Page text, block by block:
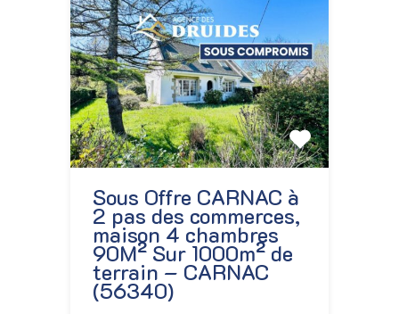
Sous Offre CARNAC à
2 pas des commerces,
maison 4 chambres
90M² Sur 1000m² de
terrain – CARNAC
(56340)